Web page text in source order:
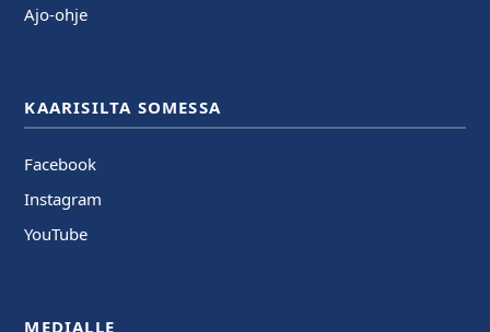
Ajo-ohje
KAARISILTA SOMESSA
Facebook
Instagram
YouTube
MEDIALLE